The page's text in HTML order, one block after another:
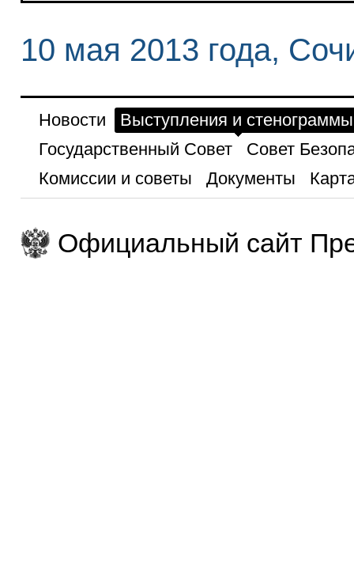
10 мая 2013 года,
Новости
Выступления и стенограммы
Государственный Совет
Совет
Комиссии и советы
Документы
Официальный сайт